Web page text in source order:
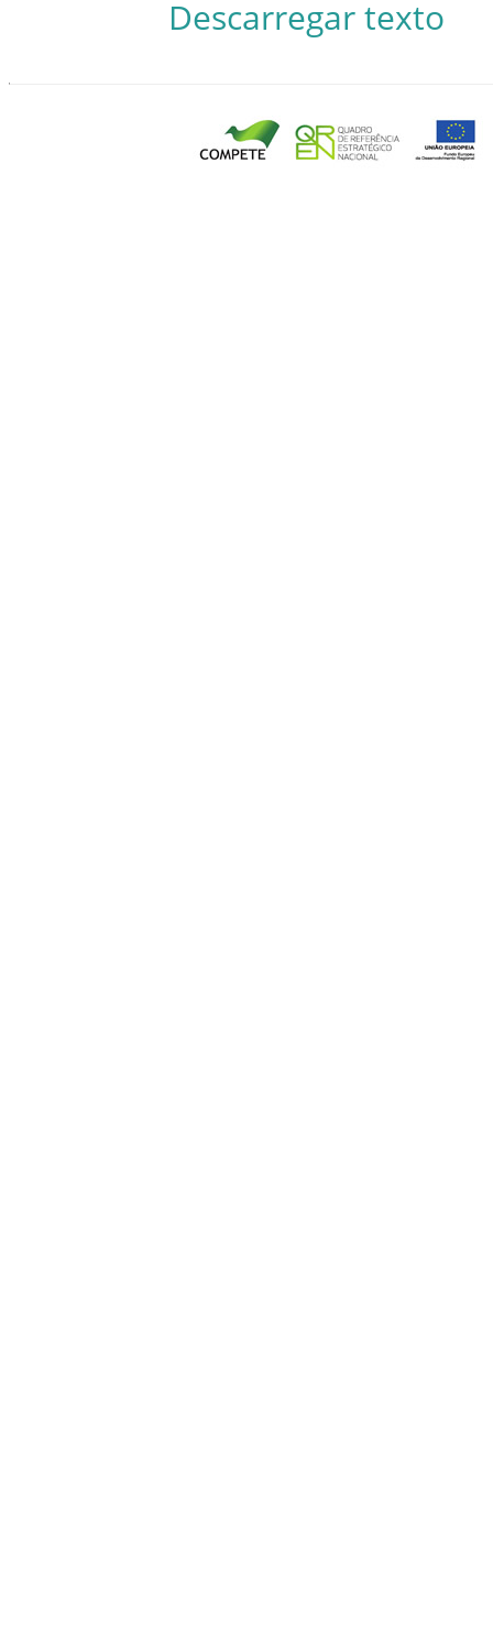
Descarregar texto